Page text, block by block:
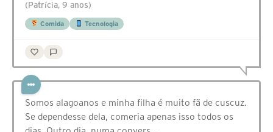
(Patrícia, 9 anos)
Comida Tecnologia
Somos alagoanos e minha filha é muito fã de cuscuz.
Se dependesse dela, comeria apenas isso todos os